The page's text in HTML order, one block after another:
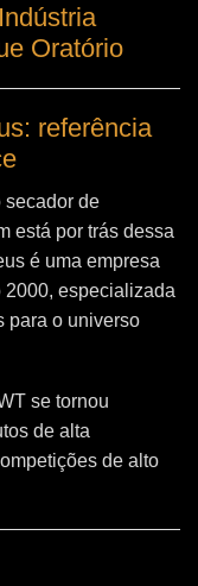
Oratório
referência
secador de
está por trás dessa
é uma empresa
especializada
para o universo
se tornou
de alta
de alto